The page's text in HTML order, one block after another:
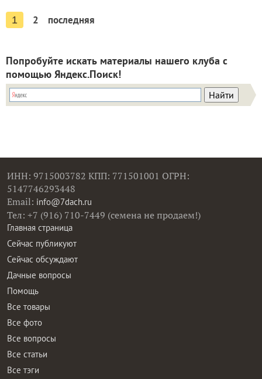
1 2 последняя
Попробуйте искать материалы нашего клуба с
помощью Яндекс.Поиск!
ИНН: 9715003782 КПП: 771501001 ОГРН:
5147746293448
Email: info@7dach.ru
Тел: +7 (916) 710-7449 (семена не продаем!)
Главная страница
Сейчас публикуют
Сейчас обсуждают
Дачные вопросы
Помощь
Все товары
Все фото
Все вопросы
Все статьи
Все тэги